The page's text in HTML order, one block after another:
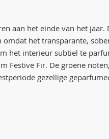
aan het einde van het jaar.
het transparante,
het interieur subtiel te
Festive Fir. De groene
gezellige